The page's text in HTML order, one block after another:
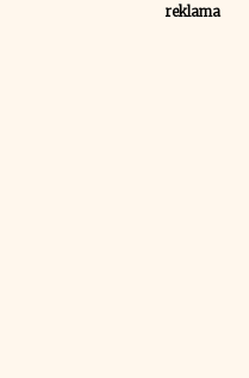
reklama